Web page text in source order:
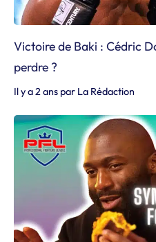
Victoire de Baki : Cédric
perdre ?
Il y a 2 ans par La Rédaction